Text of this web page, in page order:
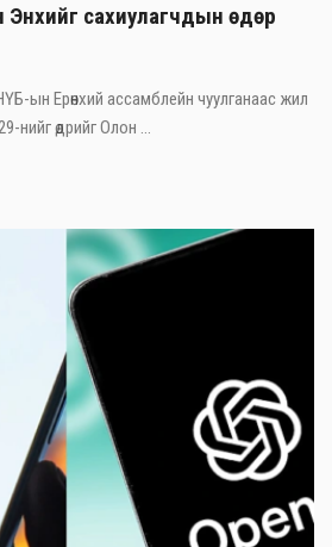
Энхийг сахиулагчдын өдөр
ын Ерөнхий ассамблейн чуулганаас жил
нийг өдрийг Олон ...